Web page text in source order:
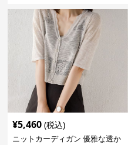
¥5,460 (税込)
ニットカーディガン 優雅な透か